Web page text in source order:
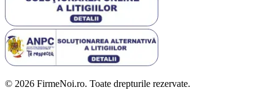
© 2026 FirmeNoi.ro. Toate drepturile rezervate.